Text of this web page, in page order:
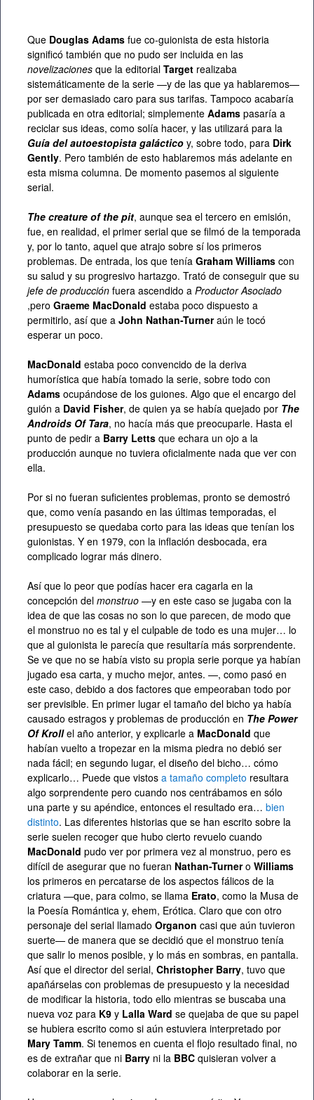
Que Douglas Adams fue co-guionista de esta historia
significó también que no pudo ser incluida en las
novelizaciones que la editorial Target realizaba
sistemáticamente de la serie —y de las que ya hablaremos—
por ser demasiado caro para sus tarifas. Tampoco acabaría
publicada en otra editorial; simplemente Adams pasaría a
reciclar sus ideas, como solía hacer, y las utilizará para la
Guía del autoestopista galáctico y, sobre todo, para Dirk
Gently. Pero también de esto hablaremos más adelante en
esta misma columna. De momento pasemos al siguiente
serial.
The creature of the pit, aunque sea el tercero en emisión,
fue, en realidad, el primer serial que se filmó de la temporada
y, por lo tanto, aquel que atrajo sobre sí los primeros
problemas. De entrada, los que tenía Graham Williams con
su salud y su progresivo hartazgo. Trató de conseguir que su
jefe de producción fuera ascendido a Productor Asociado
,pero Graeme MacDonald estaba poco dispuesto a
permitirlo, así que a John Nathan-Turneraún le tocó
esperar un poco.
MacDonald estaba poco convencido de la deriva
humorística que había tomado la serie, sobre todo con
Adams ocupándose de los guiones. Algo que el encargo del
guión a David Fisher, de quien ya se había quejado por The
Androids Of Tara, no hacía más que preocuparle. Hasta el
punto de pedir a Barry Letts que echara un ojo a la
producción aunque no tuviera oficialmente nada que ver con
ella.
Por si no fueran suficientes problemas, pronto se demostró
que, como venía pasando en las últimas temporadas, el
presupuesto se quedaba corto para las ideas que tenían los
guionistas. Y en 1979, con la inflación desbocada, era
complicado lograr más dinero.
Así que lo peor que podías hacer era cagarla en la
concepción del monstruo —y en este caso se jugaba con la
idea de que las cosas no son lo que parecen, de modo que
el monstruo no es tal y el culpable de todo es una mujer… lo
que al guionista le parecía que resultaría más sorprendente.
Se ve que no se había visto su propia serie porque ya habían
jugado esa carta, y mucho mejor, antes. —, como pasó en
este caso, debido a dos factores que empeoraban todo por
ser previsible. En primer lugar el tamaño del bicho ya había
causado estragos y problemas de producción en The Power
Of Krollel año anterior, y explicarle a MacDonald que
habían vuelto a tropezar en la misma piedra no debió ser
nada fácil; en segundo lugar, el diseño del bicho… cómo
explicarlo… Puede que vistos a tamaño completo resultara
algo sorprendente pero cuando nos centrábamos en sólo
una parte y su apéndice, entonces el resultado era… bien
distinto. Las diferentes historias que se han escrito sobre la
serie suelen recoger que hubo cierto revuelo cuando
MacDonald pudo ver por primera vez al monstruo, pero es
difícil de asegurar que no fueran Nathan-Turnero Williams
los primeros en percatarse de los aspectos fálicos de la
criatura —que, para colmo, se llama Erato, como la Musa de
la Poesía Romántica y, ehem, Erótica. Claro que con otro
personaje del serial llamado Organon casi que aún tuvieron
suerte— de manera que se decidió que el monstruo tenía
que salir lo menos posible, y lo más en sombras, en pantalla.
Así que el director del serial, Christopher Barry, tuvo que
apañárselas con problemas de presupuesto y la necesidad
de modificar la historia, todo ello mientras se buscaba una
nueva voz para K9 y Lalla Ward se quejaba de que su papel
se hubiera escrito como si aún estuviera interpretado por
Mary Tamm. Si tenemos en cuenta el flojo resultado final, no
es de extrañar que ni Barry ni la BBC quisieran volver a
colaborar en la serie.